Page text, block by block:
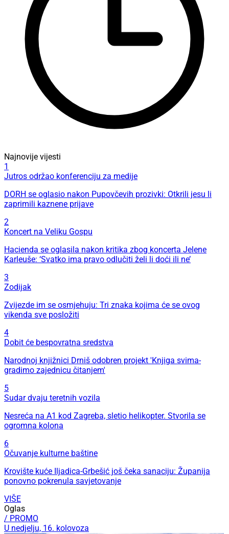
Najnovije vijesti
1
Jutros održao konferenciju za medije
DORH se oglasio nakon Pupovčevih prozivki: Otkrili jesu li
zaprimili kaznene prijave
2
Koncert na Veliku Gospu
Hacienda se oglasila nakon kritika zbog koncerta Jelene
Karleuše: ‘Svatko ima pravo odlučiti želi li doći ili ne’
3
Zodijak
Zvijezde im se osmjehuju: Tri znaka kojima će se ovog
vikenda sve posložiti
4
Dobit će bespovratna sredstva
Narodnoj knjižnici Drniš odobren projekt 'Knjiga svima-
gradimo zajednicu čitanjem'
5
Sudar dvaju teretnih vozila
Nesreća na A1 kod Zagreba, sletio helikopter. Stvorila se
ogromna kolona
6
Očuvanje kulturne baštine
Krovište kuće Iljadica-Grbešić još čeka sanaciju: Županija
ponovno pokrenula savjetovanje
VIŠE
Oglas
/ PROMO
U nedjelju, 16. kolovoza